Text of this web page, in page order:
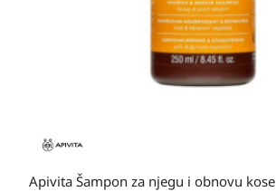
Apivita Šampon za njegu i obnovu kose